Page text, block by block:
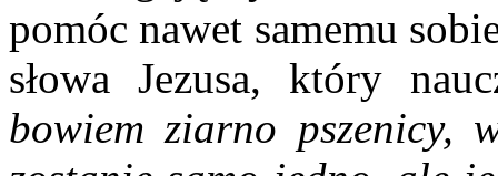
pomóc nawet samemu
słowa Jezusa, który
bowiem ziarno pszenicy,